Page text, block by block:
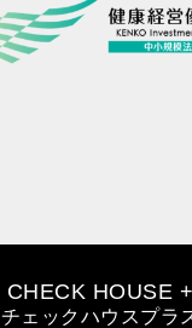
CHECK HOUSE +
チェックハウスプラ